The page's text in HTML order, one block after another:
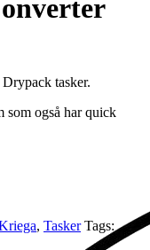
tasker.
som også har quick
, Tasker Tags: